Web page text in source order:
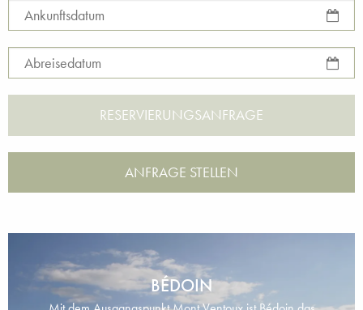
Ankunftsdatum
Abreisedatum
ANFRAGE STELLEN
BÉDOIN